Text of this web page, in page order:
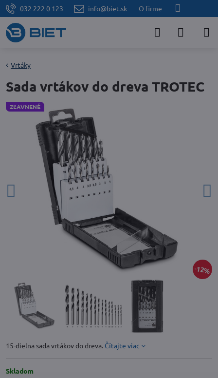
032 222 0 123 info@biet.sk O firme
ZĽAVNENÉ
12%
Vrtáky
Sada vrtákov do dreva TROTEC
15-dielna sada vrtákov do dreva. Čítajte viac
Skladom